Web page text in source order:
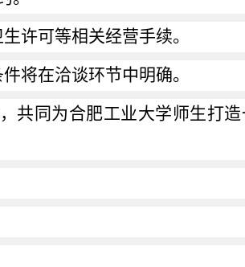
许可等相关经营手续。
将在洽谈环节中明确。
共同为合肥工业大学师生打